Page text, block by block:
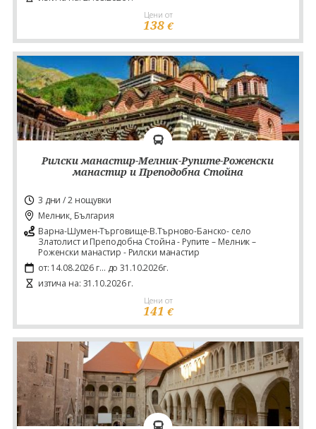
Цени от
138 €
Рилски манастир-Мелник-Рупите-Роженски
манастир и Преподобна Стойна
3 дни / 2 нощувки
Мелник, България
Варна-Шумен-Търговище-В.Търново-Банско- село
Златолист и Преподобна Стойна - Рупите – Мелник –
Роженски манастир - Рилски манастир
от: 14.08.2026 г... до 31.10.2026г.
изтича на: 31.10.2026 г.
Цени от
141 €